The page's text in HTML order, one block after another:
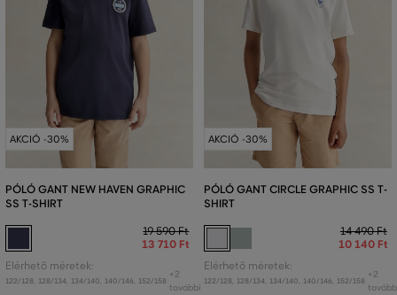
AKCIÓ -30%
PÓLÓ GANT NEW HAVEN GRAPHIC
SS T-SHIRT
19 590 Ft
13 710 Ft
Elérhető méretek:
122/128 128/134 134/140 140/146 152/158
+2
további
AKCIÓ -30%
PÓLÓ GANT CIRCLE GRAPHIC SS T-
SHIRT
14 490 Ft
10 140 Ft
Elérhető méretek:
122/128 128/134 134/140 140/146 152/158
+2